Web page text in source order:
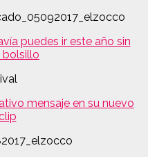
puedes ir este año sin
bolsillo
mensaje en su nuevo